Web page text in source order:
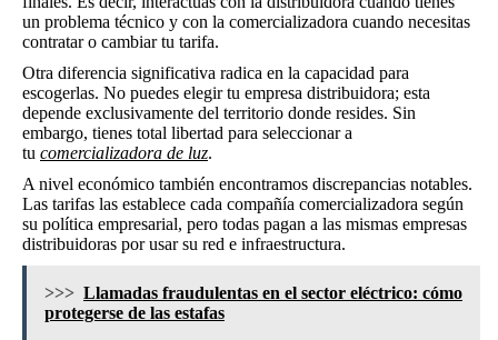
un problema técnico y con la comercializadora cuando necesitas
contratar o cambiar tu tarifa.
Otra diferencia significativa radica en la capacidad para
escogerlas. No puedes elegir tu empresa distribuidora; esta
depende exclusivamente del territorio donde resides. Sin
embargo, tienes total libertad para seleccionar a
tu comercializadora de luz.
A nivel económico también encontramos discrepancias notables.
Las tarifas las establece cada compañía comercializadora según
su política empresarial, pero todas pagan a las mismas empresas
distribuidoras por usar su red e infraestructura.
>>> Llamadas fraudulentas en el sector eléctrico: cómo
protegerse de las estafas